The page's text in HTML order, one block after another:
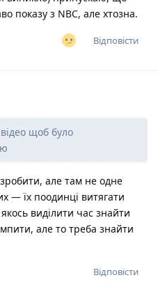
показу з NBC, але хтозна.
Відповісти
щоб було
але там не одне
— їх поодинці витягати
виділити час знайти
але то треба знайти
Відповісти